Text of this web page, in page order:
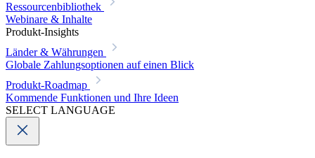
Ressourcenbibliothek
Webinare & Inhalte
Produkt-Insights
Länder & Währungen
Globale Zahlungsoptionen auf einen Blick
Produkt-Roadmap
Kommende Funktionen und Ihre Ideen
SELECT LANGUAGE